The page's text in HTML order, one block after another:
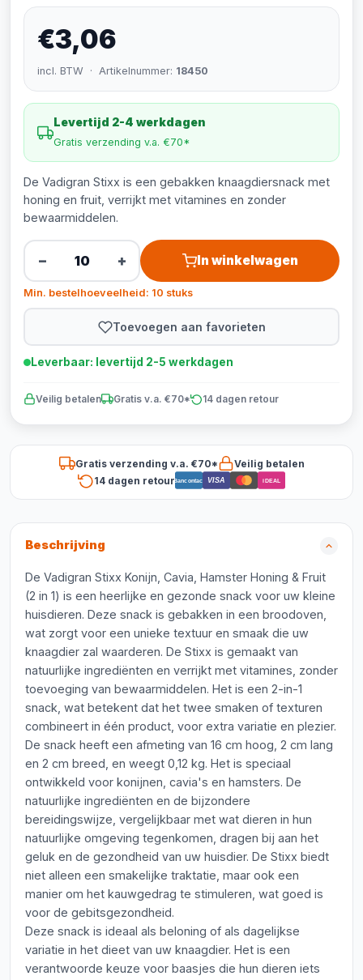
€3,06
incl. BTW · Artikelnummer: 18450
Levertijd 2-4 werkdagen
Gratis verzending v.a. €70*
De Vadigran Stixx is een gebakken knaagdiersnack met
honing en fruit, verrijkt met vitamines en zonder
bewaarmiddelen.
− + In winkelwagen
Min. bestelhoeveelheid: 10 stuks
Toevoegen aan favorieten
Leverbaar: levertijd 2-5 werkdagen
Veilig betalen Gratis v.a. €70* 14 dagen retour
Gratis verzending v.a. €70*
Veilig betalen
14 dagen retourBancontact VISA iDEAL
Beschrijving
De Vadigran Stixx Konijn, Cavia, Hamster Honing & Fruit
(2 in 1) is een heerlijke en gezonde snack voor uw kleine
huisdieren. Deze snack is gebakken in een broodoven,
wat zorgt voor een unieke textuur en smaak die uw
knaagdier zal waarderen. De Stixx is gemaakt van
natuurlijke ingrediënten en verrijkt met vitamines, zonder
toevoeging van bewaarmiddelen. Het is een 2-in-1
snack, wat betekent dat het twee smaken of texturen
combineert in één product, voor extra variatie en plezier.
De snack heeft een afmeting van 16 cm hoog, 2 cm lang
en 2 cm breed, en weegt 0,12 kg. Het is speciaal
ontwikkeld voor konijnen, cavia's en hamsters. De
natuurlijke ingrediënten en de bijzondere
bereidingswijze, vergelijkbaar met wat dieren in hun
natuurlijke omgeving tegenkomen, dragen bij aan het
geluk en de gezondheid van uw huisdier. De Stixx biedt
niet alleen een smakelijke traktatie, maar ook een
manier om het kauwgedrag te stimuleren, wat goed is
voor de gebitsgezondheid.
Deze snack is ideaal als beloning of als dagelijkse
variatie in het dieet van uw knaagdier. Het is een
verantwoorde keuze voor baasjes die hun dieren iets